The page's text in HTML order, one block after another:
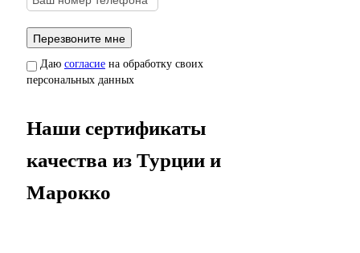
Даю согласие на обработку своих
персональных данных
Наши сертификаты
качества из Турции и
Марокко